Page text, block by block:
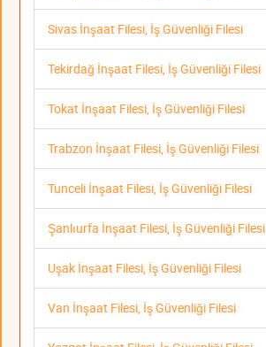
Sivas İnşaat Filesi, İş Güvenliği Filesi
Tekirdağ İnşaat Filesi, İş Güvenliği Filesi
Tokat İnşaat Filesi, İş Güvenliği Filesi
Trabzon İnşaat Filesi, İş Güvenliği Filesi
Tunceli İnşaat Filesi, İş Güvenliği Filesi
Şanlıurfa İnşaat Filesi, İş Güvenliği Filesi
Uşak İnşaat Filesi, İş Güvenliği Filesi
Van İnşaat Filesi, İş Güvenliği Filesi